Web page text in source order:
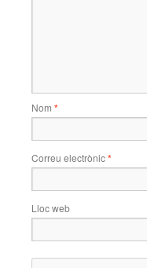
Nom *
Correu electrònic*
Lloc web